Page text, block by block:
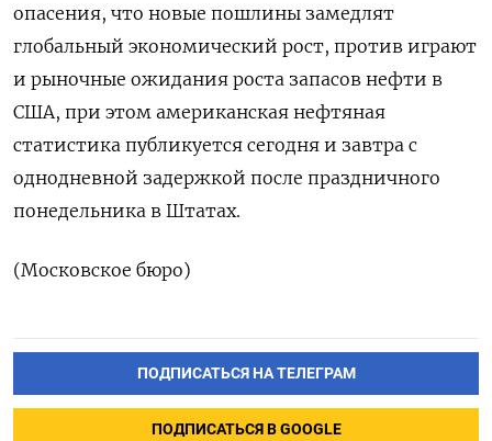
опасения, что новые пошлины замедлят
глобальный экономический рост, против играют
и рыночные ⁠ожидания роста запасов нефти в
США, при этом американская нефтяная
статистика публикуется сегодня и завтра с
однодневной задержкой после праздничного
понедельника в Штатах.
(Московское бюро)
ПОДПИСАТЬСЯ НА ТЕЛЕГРАМ
ПОДПИСАТЬСЯ В GOOGLE